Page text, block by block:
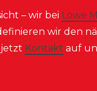
– wir bei Löwe
wir den
Kontakt auf